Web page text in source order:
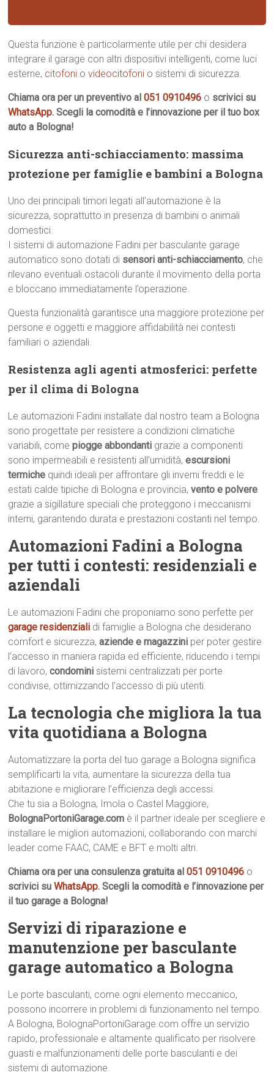
Questa funzione è particolarmente utile per chi desidera
integrare il garage con altri dispositivi intelligenti, come luci
esterne, citofoni ovideocitofoni o sistemi di sicurezza.
Chiama ora per un preventivo al051 0910496 o scrivici su
WhatsApp. Scegli la comodità e l’innovazione per il tuo box
auto a Bologna!
Sicurezza anti-schiacciamento: massima
protezione per famiglie e bambini a Bologna
Uno dei principali timori legati all’automazione è la
sicurezza, soprattutto in presenza di bambini o animali
domestici.
I sistemi di automazione Fadini per basculante garage
automatico sono dotati di sensori anti-schiacciamento, che
rilevano eventuali ostacoli durante il movimento della porta
e bloccano immediatamente l’operazione.
Questa funzionalità garantisce una maggiore protezione per
persone e oggetti e maggiore affidabilità nei contesti
familiari o aziendali.
Resistenza agli agenti atmosferici: perfette
per il clima di Bologna
Le automazioni Fadini installate dal nostro team a Bologna
sono progettate per resistere a condizioni climatiche
variabili, comepiogge abbondanti grazie a componenti
sono impermeabili e resistenti all’umidità,escursioni
termiche quindi ideali per affrontare gli inverni freddi e le
estati calde tipiche di Bologna e provincia,vento e polvere
grazie a sigillature speciali che proteggono i meccanismi
interni, garantendo durata e prestazioni costanti nel tempo.
Automazioni Fadini a Bologna
per tutti i contesti: residenziali e
aziendali
Le automazioni Fadini che proponiamo sono perfette per
garage residenziali di famiglie a Bologna che desiderano
comfort e sicurezza,aziende e magazzini per poter gestire
l’accesso in maniera rapida ed efficiente, riducendo i tempi
di lavoro,condomini sistemi centralizzati per porte
condivise, ottimizzando l’accesso di più utenti.
La tecnologia che migliora la tua
vita quotidiana a Bologna
Automatizzare la porta del tuo garage a Bologna significa
semplificarti la vita, aumentare la sicurezza della tua
abitazione e migliorare l’efficienza degli accessi.
Che tu sia a Bologna, Imola o Castel Maggiore,
BolognaPortoniGarage.com è il partner ideale per scegliere e
installare le migliori automazioni, collaborando con marchi
leader come FAAC, CAME e BFT e molti altri.
Chiama ora per una consulenza gratuita al051 0910496 o
scrivici suWhatsApp. Scegli la comodità e l’innovazione per
il tuo garage a Bologna!
Servizi di riparazione e
manutenzione per basculante
garage automatico a Bologna
Le porte basculanti, come ogni elemento meccanico,
possono incorrere in problemi di funzionamento nel tempo.
A Bologna, BolognaPortoniGarage.com offre un servizio
rapido, professionale e altamente qualificato per risolvere
guasti e malfunzionamenti delle porte basculanti e dei
sistemi di automazione.